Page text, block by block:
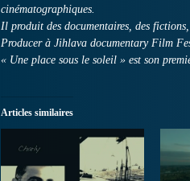
cinématographiques.
Il produit des documentaires, des
Producer à Jihlava documentary Film
« Une place sous le soleil » est son
Articles similaires